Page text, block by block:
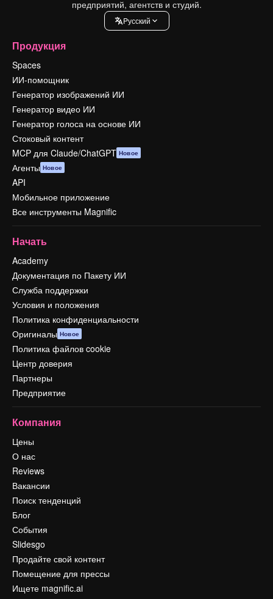
предприятий, агентств и студий.
Pусский
Продукция
Spaces
ИИ-помощник
Генератор изображений ИИ
Генератор видео ИИ
Генератор голоса на основе ИИ
Стоковый контент
MCP для Claude/ChatGPT Новое
Агенты Новое
API
Мобильное приложение
Все инструменты Magnific
Начать
Academy
Документация по Пакету ИИ
Служба поддержки
Условия и положения
Политика конфиденциальности
Оригиналы Новое
Политика файлов cookie
Центр доверия
Партнеры
Предприятие
Компания
Цены
О нас
Reviews
Вакансии
Поиск тенденций
Блог
События
Slidesgo
Продайте свой контент
Помещение для прессы
Ищете magnific.ai